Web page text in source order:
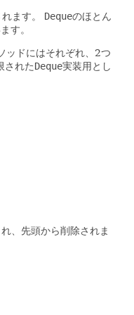
ます。 Dequeのほとん
す。
ッドにはそれぞれ、2つ
されたDeque実装用とし
、先頭から削除されま